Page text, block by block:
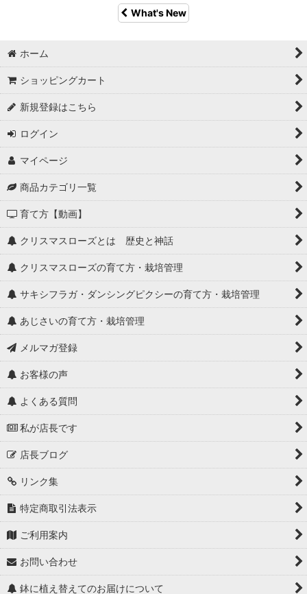
What's New
ホーム
ショッピングカート
新規登録はこちら
ログイン
マイページ
商品カテゴリ一覧
育て方【動画】
クリスマスローズとは 歴史と神話
クリスマスローズの育て方・栽培管理
サキシフラガ・ダンシングピクシーの育て方・栽培管理
あじさいの育て方・栽培管理
メルマガ登録
お客様の声
よくある質問
私が店長です
店長ブログ
リンク集
特定商取引法表示
ご利用案内
お問い合わせ
鉢に植え替えてのお届けについて